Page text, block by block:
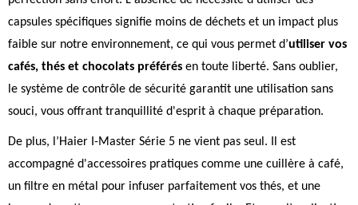
capsules spécifiques signifie moins de déchets et un impact plus
faible sur notre environnement, ce qui vous permet d’utiliser vos
cafés, thés et chocolats préférés en toute liberté. Sans oublier,
le système de contrôle de sécurité garantit une utilisation sans
souci, vous offrant tranquillité d'esprit à chaque préparation.
De plus, l’Haier I-Master Série 5 ne vient pas seul. Il est
accompagné d'accessoires pratiques comme une cuillère à café,
un filtre en métal pour infuser parfaitement vos thés, et une